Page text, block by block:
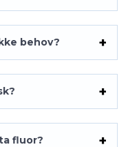
behov?
fluor?